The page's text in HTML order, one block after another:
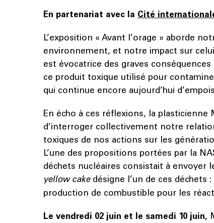
En partenariat avec la Cité
L’exposition « Avant l’orage » aborde
environnement, et notre impact sur
est évocatrice des graves
ce produit toxique utilisé pour
qui continue encore aujourd’hui
En écho à ces réflexions, la plasticienne
d’interroger collectivement notre
toxiques de nos actions sur les
L’une des propositions portées par la
déchets nucléaires consistait à envoyer
yellow cake désigne l’un de ces
production de combustible pour les
Le vendredi 02 juin et le samedi 10 juin,